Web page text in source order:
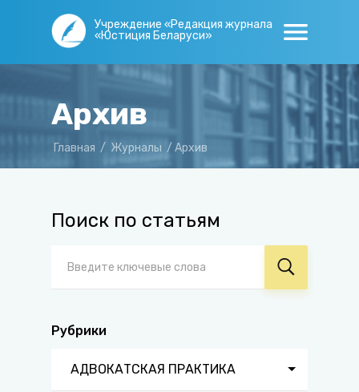
Учреждение «Редакция журнала
«Юстиция Беларуси»
Архив
Главная / Журналы / Архив
Поиск по статьям
Рубрики
АДВОКАТСКАЯ ПРАКТИКА